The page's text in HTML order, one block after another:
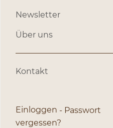
Newsletter
Über uns
Kontakt
Einloggen
Passwort
vergessen?